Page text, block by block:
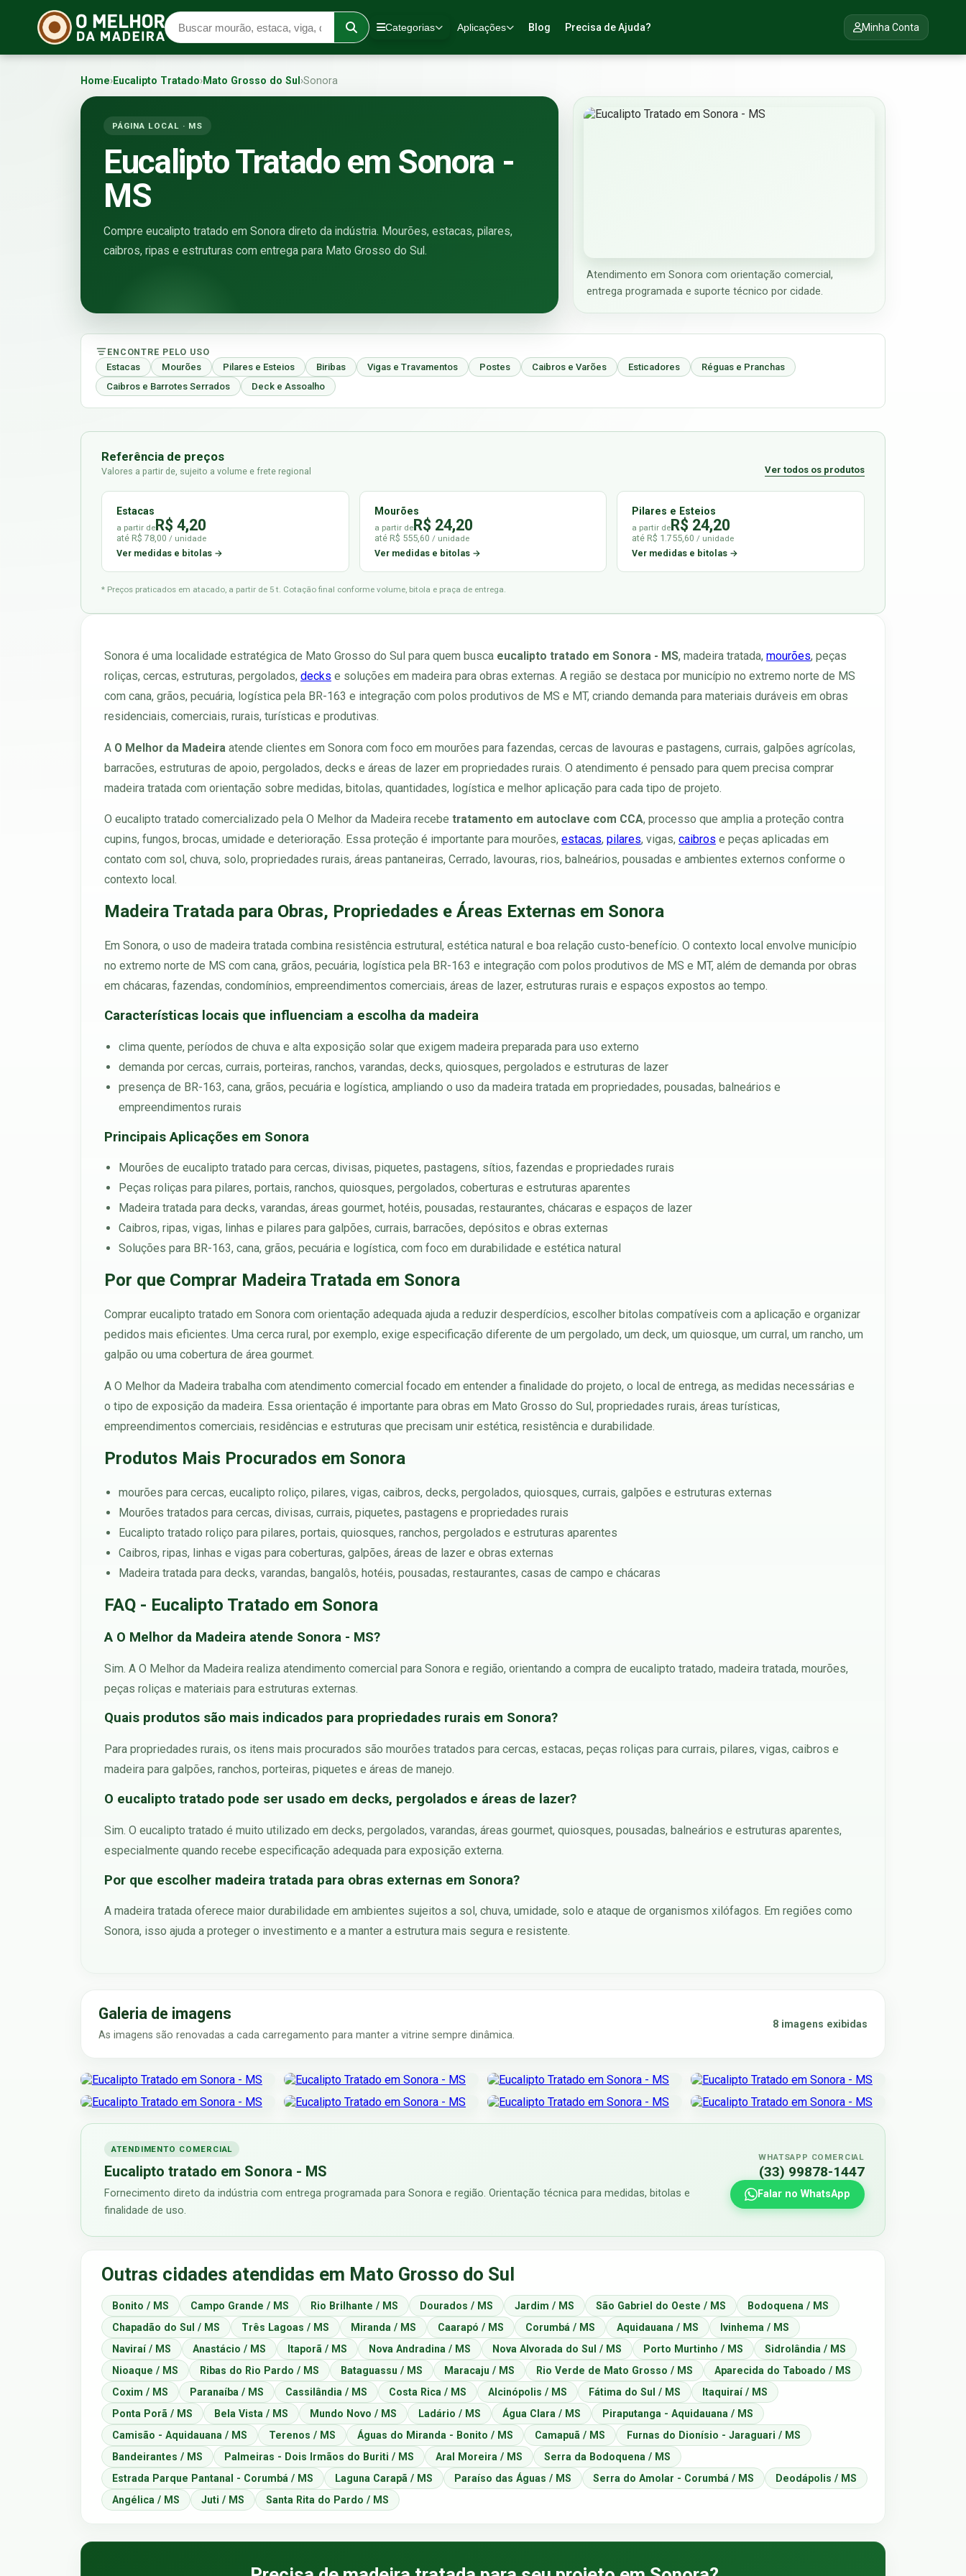
Categorias Aplicações Blog Precisa de Ajuda? Minha Conta
Home›Eucalipto Tratado›Mato Grosso do Sul ›Sonora
PÁGINA LOCAL · MS
Eucalipto Tratado em Sonora -
MS
Compre eucalipto tratado em Sonora direto da indústria. Mourões, estacas, pilares,
caibros, ripas e estruturas com entrega para Mato Grosso do Sul.
Atendimento em Sonora com orientação comercial,
entrega programada e suporte técnico por cidade.
ENCONTRE PELO USO
Estacas
Mourões Pilares e Esteios Biribas Vigas e Travamentos Postes Caibros e Varões Esticadores
Réguas e Pranchas
Caibros e Barrotes Serrados
Deck e Assoalho
Referência de preços
Valores a partir de, sujeito a volume e frete regional Ver todos os produtos
Estacas
a partir deR$ 4,20
até R$ 78,00 / unidade
Ver medidas e bitolas →
Mourões
a partir deR$ 24,20
até R$ 555,60 / unidade
Ver medidas e bitolas →
Pilares e Esteios
a partir deR$ 24,20
até R$ 1.755,60/ unidade
Ver medidas e bitolas →
* Preços praticados em atacado, a partir de 5 t. Cotação final conforme volume, bitola e praça de entrega.
Sonora é uma localidade estratégica de Mato Grosso do Sul para quem busca eucalipto tratado em Sonora - MS, madeira tratada, mourões, peças
roliças, cercas, estruturas, pergolados, decks e soluções em madeira para obras externas. A região se destaca por município no extremo norte de MS
com cana, grãos, pecuária, logística pela BR-163 e integração com polos produtivos de MS e MT, criando demanda para materiais duráveis em obras
residenciais, comerciais, rurais, turísticas e produtivas.
A O Melhor da Madeira atende clientes em Sonora com foco em mourões para fazendas, cercas de lavouras e pastagens, currais, galpões agrícolas,
barracões, estruturas de apoio, pergolados, decks e áreas de lazer em propriedades rurais. O atendimento é pensado para quem precisa comprar
madeira tratada com orientação sobre medidas, bitolas, quantidades, logística e melhor aplicação para cada tipo de projeto.
O eucalipto tratado comercializado pela O Melhor da Madeira recebe tratamento em autoclave com CCA, processo que amplia a proteção contra
cupins, fungos, brocas, umidade e deterioração. Essa proteção é importante para mourões, estacas, pilares, vigas, caibros e peças aplicadas em
contato com sol, chuva, solo, propriedades rurais, áreas pantaneiras, Cerrado, lavouras, rios, balneários, pousadas e ambientes externos conforme o
contexto local.
Madeira Tratada para Obras, Propriedades e Áreas Externas em Sonora
Em Sonora, o uso de madeira tratada combina resistência estrutural, estética natural e boa relação custo-benefício. O contexto local envolve município
no extremo norte de MS com cana, grãos, pecuária, logística pela BR-163 e integração com polos produtivos de MS e MT, além de demanda por obras
em chácaras, fazendas, condomínios, empreendimentos comerciais, áreas de lazer, estruturas rurais e espaços expostos ao tempo.
Características locais que influenciam a escolha da madeira
clima quente, períodos de chuva e alta exposição solar que exigem madeira preparada para uso externo
demanda por cercas, currais, porteiras, ranchos, varandas, decks, quiosques, pergolados e estruturas de lazer
presença de BR-163, cana, grãos, pecuária e logística, ampliando o uso da madeira tratada em propriedades, pousadas, balneários e
empreendimentos rurais
Principais Aplicações em Sonora
Mourões de eucalipto tratado para cercas, divisas, piquetes, pastagens, sítios, fazendas e propriedades rurais
Peças roliças para pilares, portais, ranchos, quiosques, pergolados, coberturas e estruturas aparentes
Madeira tratada para decks, varandas, áreas gourmet, hotéis, pousadas, restaurantes, chácaras e espaços de lazer
Caibros, ripas, vigas, linhas e pilares para galpões, currais, barracões, depósitos e obras externas
Soluções para BR-163, cana, grãos, pecuária e logística, com foco em durabilidade e estética natural
Por que Comprar Madeira Tratada em Sonora
Comprar eucalipto tratado em Sonora com orientação adequada ajuda a reduzir desperdícios, escolher bitolas compatíveis com a aplicação e organizar
pedidos mais eficientes. Uma cerca rural, por exemplo, exige especificação diferente de um pergolado, um deck, um quiosque, um curral, um rancho, um
galpão ou uma cobertura de área gourmet.
A O Melhor da Madeira trabalha com atendimento comercial focado em entender a finalidade do projeto, o local de entrega, as medidas necessárias e
o tipo de exposição da madeira. Essa orientação é importante para obras em Mato Grosso do Sul, propriedades rurais, áreas turísticas,
empreendimentos comerciais, residências e estruturas que precisam unir estética, resistência e durabilidade.
Produtos Mais Procurados em Sonora
mourões para cercas, eucalipto roliço, pilares, vigas, caibros, decks, pergolados, quiosques, currais, galpões e estruturas externas
Mourões tratados para cercas, divisas, currais, piquetes, pastagens e propriedades rurais
Eucalipto tratado roliço para pilares, portais, quiosques, ranchos, pergolados e estruturas aparentes
Caibros, ripas, linhas e vigas para coberturas, galpões, áreas de lazer e obras externas
Madeira tratada para decks, varandas, bangalôs, hotéis, pousadas, restaurantes, casas de campo e chácaras
FAQ - Eucalipto Tratado em Sonora
A O Melhor da Madeira atende Sonora - MS?
Sim. A O Melhor da Madeira realiza atendimento comercial para Sonora e região, orientando a compra de eucalipto tratado, madeira tratada, mourões,
peças roliças e materiais para estruturas externas.
Quais produtos são mais indicados para propriedades rurais em Sonora?
Para propriedades rurais, os itens mais procurados são mourões tratados para cercas, estacas, peças roliças para currais, pilares, vigas, caibros e
madeira para galpões, ranchos, porteiras, piquetes e áreas de manejo.
O eucalipto tratado pode ser usado em decks, pergolados e áreas de lazer?
Sim. O eucalipto tratado é muito utilizado em decks, pergolados, varandas, áreas gourmet, quiosques, pousadas, balneários e estruturas aparentes,
especialmente quando recebe especificação adequada para exposição externa.
Por que escolher madeira tratada para obras externas em Sonora?
A madeira tratada oferece maior durabilidade em ambientes sujeitos a sol, chuva, umidade, solo e ataque de organismos xilófagos. Em regiões como
Sonora, isso ajuda a proteger o investimento e a manter a estrutura mais segura e resistente.
Galeria de imagens
As imagens são renovadas a cada carregamento para manter a vitrine sempre dinâmica.
8 imagens exibidas
ATENDIMENTO COMERCIAL
Eucalipto tratado em Sonora - MS
Fornecimento direto da indústria com entrega programada para Sonora e região. Orientação técnica para medidas, bitolas e
finalidade de uso.
WHATSAPP COMERCIAL
(33) 99878-1447
Falar no WhatsApp
Outras cidades atendidas em Mato Grosso do Sul
Bonito / MS Campo Grande / MS Rio Brilhante / MS Dourados / MS Jardim / MS São Gabriel do Oeste / MS
Bodoquena / MS
Chapadão do Sul / MS
Três Lagoas / MS Miranda / MS Caarapó / MS Corumbá / MS Aquidauana / MS
Ivinhema / MS
Naviraí / MS
Anastácio / MS Itaporã / MS Nova Andradina / MS Nova Alvorada do Sul / MS Porto Murtinho / MS
Sidrolândia / MS
Nioaque / MS
Ribas do Rio Pardo / MS Bataguassu / MS Maracaju / MS Rio Verde de Mato Grosso / MS
Aparecida do Taboado / MS
Coxim / MS
Paranaíba / MS Cassilândia / MS Costa Rica / MS Alcinópolis / MS Fátima do Sul / MS
Itaquiraí / MS
Ponta Porã / MS
Bela Vista / MS Mundo Novo / MS Ladário / MS Água Clara / MS
Piraputanga - Aquidauana / MS
Camisão - Aquidauana / MS
Terenos / MS Águas do Miranda - Bonito / MS Camapuã / MS
Furnas do Dionísio - Jaraguari / MS
Bandeirantes / MS
Palmeiras - Dois Irmãos do Buriti / MS Aral Moreira / MS
Serra da Bodoquena / MS
Estrada Parque Pantanal - Corumbá / MS
Laguna Carapã / MS Paraíso das Águas / MS Serra do Amolar - Corumbá / MS
Deodápolis / MS
Angélica / MS
Juti / MS Santa Rita do Pardo / MS